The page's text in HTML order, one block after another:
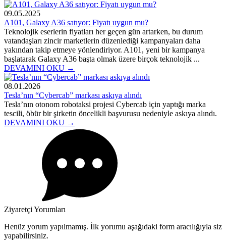
09.05.2025
A101, Galaxy A36 satıyor: Fiyatı uygun mu?
Teknolojik eserlerin fiyatları her geçen gün artarken, bu durum
vatandaşları zincir marketlerin düzenlediği kampanyaları daha
yakından takip etmeye yönlendiriyor. A101, yeni bir kampanya
başlatarak Galaxy A36 başta olmak üzere birçok teknolojik ...
DEVAMINI OKU →
08.01.2026
Tesla’nın “Cybercab” markası askıya alındı
Tesla’nın otonom robotaksi projesi Cybercab için yaptığı marka
tescili, öbür bir şirketin öncelikli başvurusu nedeniyle askıya alındı.
DEVAMINI OKU →
Ziyaretçi Yorumları
Henüz yorum yapılmamış. İlk yorumu aşağıdaki form aracılığıyla siz
yapabilirsiniz.